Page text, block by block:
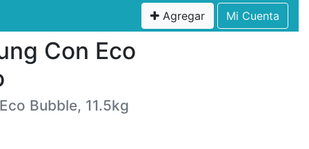
Agregar Mi Cuenta
Con Eco
Bubble, 11.5kg